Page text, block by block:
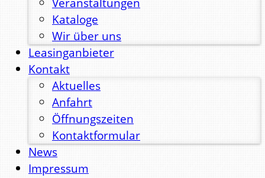
Kataloge
Wir über uns
Leasinganbieter
Kontakt
Aktuelles
Anfahrt
Öffnungszeiten
Kontaktformular
News
Impressum